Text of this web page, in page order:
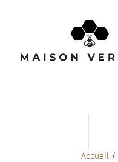
Accueil /